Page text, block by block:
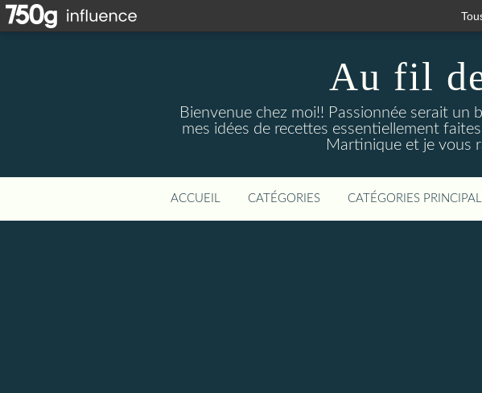
Au fil
Bienvenue chez moi!! Passionnée serait un
mes idées de recettes essentiellement
Martinique et je vous
ACCUEIL CATÉGORIES CATÉGORIES